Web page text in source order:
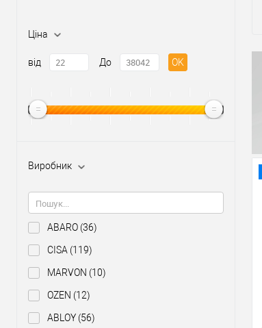
Ціна
від До OK
Виробник
ABARO (36)
CISA (119)
MARVON (10)
OZEN (12)
ABLOY (56)